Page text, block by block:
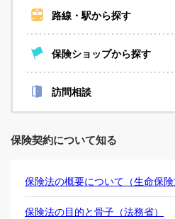
路線・駅から探す
保険ショップから探す
訪問相談
保険契約について知る
保険法の概要について（生命保険
保険法の目的と骨子（法務省）